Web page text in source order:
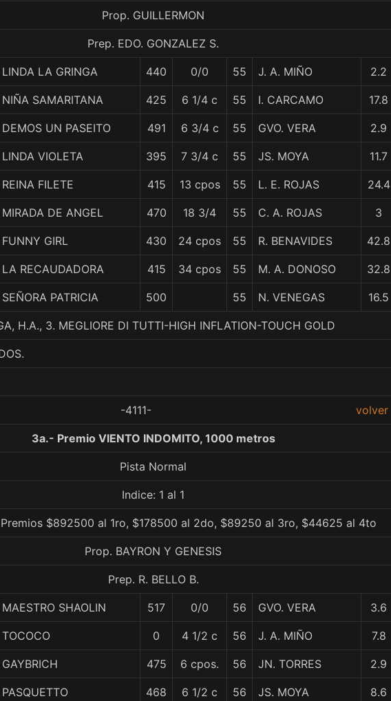
Prop. GUILLERMON
Prep. EDO. GONZALEZ S.
LINDA LA GRINGA 440 0/0 55 J. A. MIÑO 2.2
NIÑA SAMARITANA 425 6 1/4 c 55 I. CARCAMO 17.8
DEMOS UN PASEITO 491 6 3/4 c 55 GVO. VERA 2.9
LINDA VIOLETA 395 7 3/4 c 55 JS. MOYA 11.7
REINA FILETE 415 13 cpos 55 L. E. ROJAS 24.4
MIRADA DE ANGEL 470 18 3/4 55 C. A. ROJAS 3
FUNNY GIRL 430 24 cpos 55 R. BENAVIDES 42.8
LA RECAUDADORA 415 34 cpos 55 M. A. DONOSO 32.8
SEÑORA PATRICIA 500 55 N. VENEGAS 16.5
H.A., 3. MEGLIORE DI TUTTI-HIGH INFLATION-TOUCH GOLD
-4111- volver
3a.- Premio VIENTO INDOMITO, 1000 metros
Pista Normal
Indice: 1 al 1
$892500 al 1ro, $178500 al 2do, $89250 al 3ro, $44625 al 4to
Prop. BAYRON Y GENESIS
Prep. R. BELLO B.
MAESTRO SHAOLIN 517 0/0 56 GVO. VERA 3.6
TOCOCO 0 4 1/2 c 56 J. A. MIÑO 7.8
GAYBRICH 475 6 cpos. 56 JN. TORRES 2.9
PASQUETTO 468 6 1/2 c 56 JS. MOYA 8.6